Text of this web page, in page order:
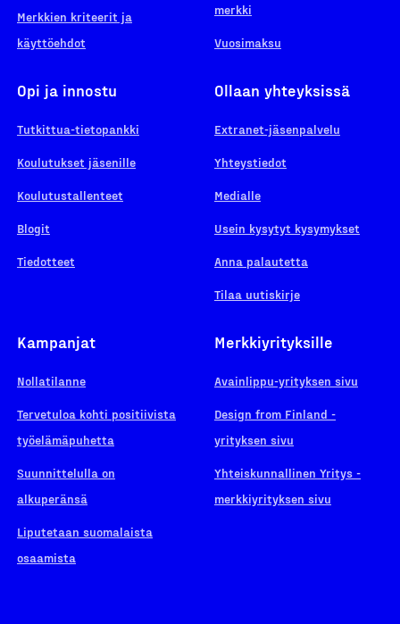
Merkkien kriteerit ja
käyttöehdot
merkki
Vuosimaksu
Opi ja innostu
Tutkittua-tietopankki
Koulutukset jäsenille
Koulutustallenteet
Blogit
Tiedotteet
Ollaan yhteyksissä
Extranet-jäsenpalvelu
Yhteystiedot
Medialle
Usein kysytyt kysymykset
Anna palautetta
Tilaa uutiskirje
Kampanjat
Nollatilanne
Tervetuloa kohti positiivista
työelämäpuhetta
Suunnittelulla on
alkuperänsä
Liputetaan suomalaista
osaamista
Merkkiyrityksille
Avainlippu-yrityksen sivu
Design from Finland -
yrityksen sivu
Yhteiskunnallinen Yritys -
merkkiyrityksen sivu